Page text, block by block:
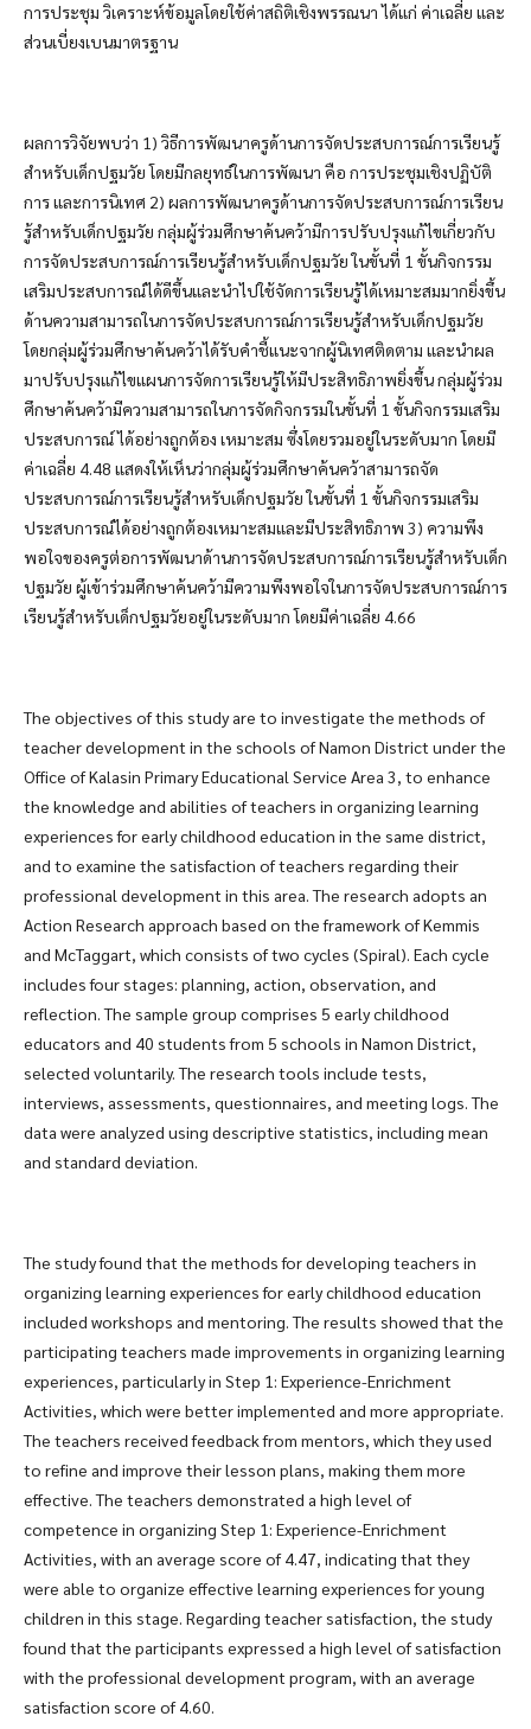
การประชุม วิเคราะห์ข้อมูลโดยใช้ค่าสถิติเชิงพรรณนา ได้แก่ ค่าเฉลี่ย และ
ส่วนเบี่ยงเบนมาตรฐาน
ผลการวิจัยพบว่า 1) วิธีการพัฒนาครูด้านการจัดประสบการณ์การเรียนรู้
สำหรับเด็กปฐมวัย โดยมีกลยุทธ์ในการพัฒนา คือ การประชุมเชิงปฏิบัติ
การ และการนิเทศ 2) ผลการพัฒนาครูด้านการจัดประสบการณ์การเรียน
รู้สำหรับเด็กปฐมวัย กลุ่มผู้ร่วมศึกษาค้นคว้ามีการปรับปรุงแก้ไขเกี่ยวกับ
การจัดประสบการณ์การเรียนรู้สำหรับเด็กปฐมวัย ในขั้นที่ 1 ขั้นกิจกรรม
เสริมประสบการณ์ได้ดีขึ้นและนำไปใช้จัดการเรียนรู้ได้เหมาะสมมากยิ่งขึ้น
ด้านความสามารถในการจัดประสบการณ์การเรียนรู้สำหรับเด็กปฐมวัย
โดยกลุ่มผู้ร่วมศึกษาค้นคว้าได้รับคำชี้แนะจากผู้นิเทศติดตาม และนำผล
มาปรับปรุงแก้ไขแผนการจัดการเรียนรู้ให้มีประสิทธิภาพยิ่งขึ้น กลุ่มผู้ร่วม
ศึกษาค้นคว้ามีความสามารถในการจัดกิจกรรมในขั้นที่ 1 ขั้นกิจกรรมเสริม
ประสบการณ์ ได้อย่างถูกต้อง เหมาะสม ซึ่งโดยรวมอยู่ในระดับมาก โดยมี
ค่าเฉลี่ย 4.48 แสดงให้เห็นว่ากลุ่มผู้ร่วมศึกษาค้นคว้าสามารถจัด
ประสบการณ์การเรียนรู้สำหรับเด็กปฐมวัย ในขั้นที่ 1 ขั้นกิจกรรมเสริม
ประสบการณ์ได้อย่างถูกต้องเหมาะสมและมีประสิทธิภาพ 3) ความพึง
พอใจของครูต่อการพัฒนาด้านการจัดประสบการณ์การเรียนรู้สำหรับเด็ก
ปฐมวัย ผู้เข้าร่วมศึกษาค้นคว้ามีความพึงพอใจในการจัดประสบการณ์การ
เรียนรู้สำหรับเด็กปฐมวัยอยู่ในระดับมาก โดยมีค่าเฉลี่ย 4.66
The objectives of this study are to investigate the methods of
teacher development in the schools of Namon District under the
Office of Kalasin Primary Educational Service Area 3, to enhance
the knowledge and abilities of teachers in organizing learning
experiences for early childhood education in the same district,
and to examine the satisfaction of teachers regarding their
professional development in this area. The research adopts an
Action Research approach based on the framework of Kemmis
and McTaggart, which consists of two cycles (Spiral). Each cycle
includes four stages: planning, action, observation, and
reflection. The sample group comprises 5 early childhood
educators and 40 students from 5 schools in Namon District,
selected voluntarily. The research tools include tests,
interviews, assessments, questionnaires, and meeting logs. The
data were analyzed using descriptive statistics, including mean
and standard deviation.
The study found that the methods for developing teachers in
organizing learning experiences for early childhood education
included workshops and mentoring. The results showed that the
participating teachers made improvements in organizing learning
experiences, particularly in Step 1: Experience-Enrichment
Activities, which were better implemented and more appropriate.
The teachers received feedback from mentors, which they used
to refine and improve their lesson plans, making them more
effective. The teachers demonstrated a high level of
competence in organizing Step 1: Experience-Enrichment
Activities, with an average score of 4.47, indicating that they
were able to organize effective learning experiences for young
children in this stage. Regarding teacher satisfaction, the study
found that the participants expressed a high level of satisfaction
with the professional development program, with an average
satisfaction score of 4.60.